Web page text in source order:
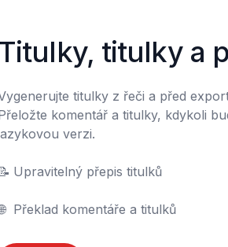
Titulky, titulky a
titulky z řeči a před
komentář a titulky, kdykoli
verzi.
📝	Upravitelný přepis titulků
🌐	Překlad komentáře a titulků